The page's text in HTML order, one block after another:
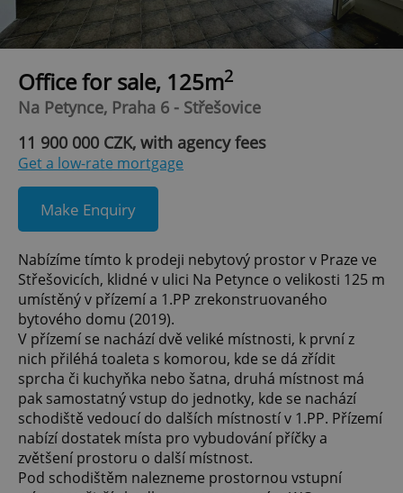
Office for sale, 125m2
Na Petynce, Praha 6 - Střešovice
11 900 000 CZK, with agency fees
Get a low-rate mortgage
Make Enquiry
Nabízíme tímto k prodeji nebytový prostor v Praze ve
Střešovicích, klidné v ulici Na Petynce o velikosti 125 m
umístěný v přízemí a 1.PP zrekonstruovaného
bytového domu (2019).
V přízemí se nachází dvě veliké místnosti, k první z
nich přiléhá toaleta s komorou, kde se dá zřídit
sprcha či kuchyňka nebo šatna, druhá místnost má
pak samostatný vstup do jednotky, kde se nachází
schodiště vedoucí do dalších místností v 1.PP. Přízemí
nabízí dostatek místa pro vybudování příčky a
zvětšení prostoru o další místnost.
Pod schodištěm nalezneme prostornou vstupní